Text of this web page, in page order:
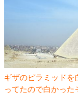
ギザのピラミッドを
ってたので白かった